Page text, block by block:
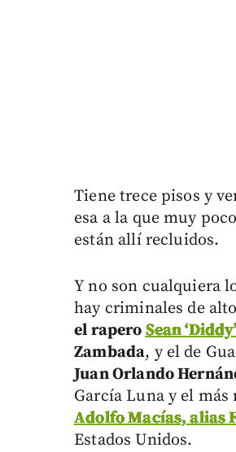
Tiene trece pisos y
esa a la que muy
están allí recluidos.
Y no son cualquiera
hay criminales de
el raperoSean
Zambada, y el de
Juan Orlando
García Luna y el
Adolfo Macías, alias
Estados Unidos.